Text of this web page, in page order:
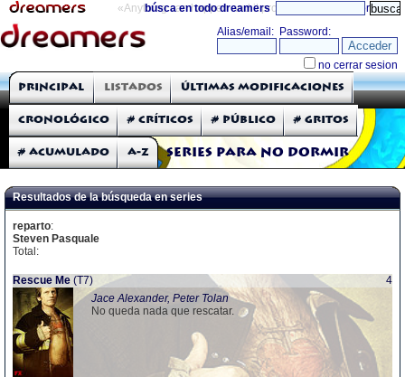
«Anything can happen and it probably will» directorio
búsca en todo dreamers
THE DREAMERS
Críticas: Series de TV
Series para no dormir
Principal Listados Últimas modificaciones
Cronológico # Críticos # Público # Gritos
# Acumulado A-Z
Resultados de la búsqueda en series
reparto:
Steven Pasquale
Total:
Rescue Me (T7)
4
Jace Alexander, Peter Tolan
No queda nada que rescatar.